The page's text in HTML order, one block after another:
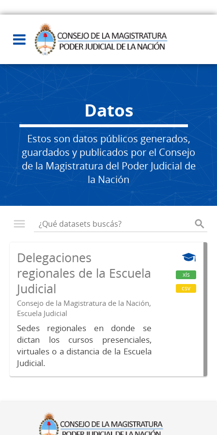
Datos
Estos son datos públicos generados,
guardados y publicados por el Consejo
de la Magistratura del Poder Judicial de
la Nación
Delegaciones
regionales de la Escuela
Judicial
Consejo de la Magistratura de la Nación,
Escuela Judicial
Sedes regionales en donde se
dictan los cursos presenciales,
virtuales o a distancia de la Escuela
Judicial.
xls
csv